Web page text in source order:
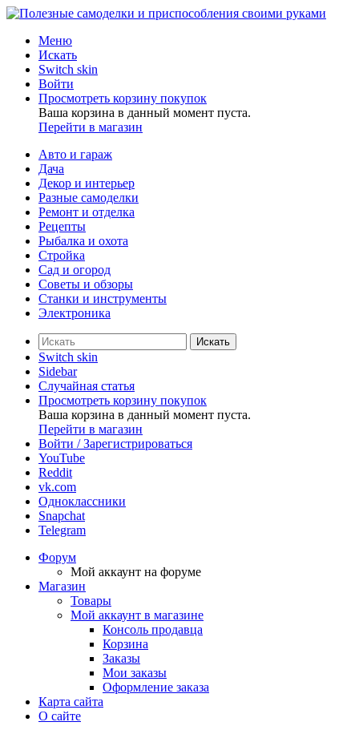
Меню
Искать
Switch skin
Войти
Просмотреть корзину покупок
Ваша корзина в данный момент пуста.
Перейти в магазин
Авто и гараж
Дача
Декор и интерьер
Разные самоделки
Ремонт и отделка
Рецепты
Рыбалка и охота
Стройка
Сад и огород
Советы и обзоры
Станки и инструменты
Электроника
Искать
Switch skin
Sidebar
Случайная статья
Просмотреть корзину покупок
Ваша корзина в данный момент пуста.
Перейти в магазин
Войти / Зарегистрироваться
YouTube
Reddit
vk.com
Одноклассники
Snapchat
Telegram
Форум
Мой аккаунт на форуме
Магазин
Товары
Мой аккаунт в магазине
Консоль продавца
Корзина
Заказы
Мои заказы
Оформление заказа
Карта сайта
О сайте